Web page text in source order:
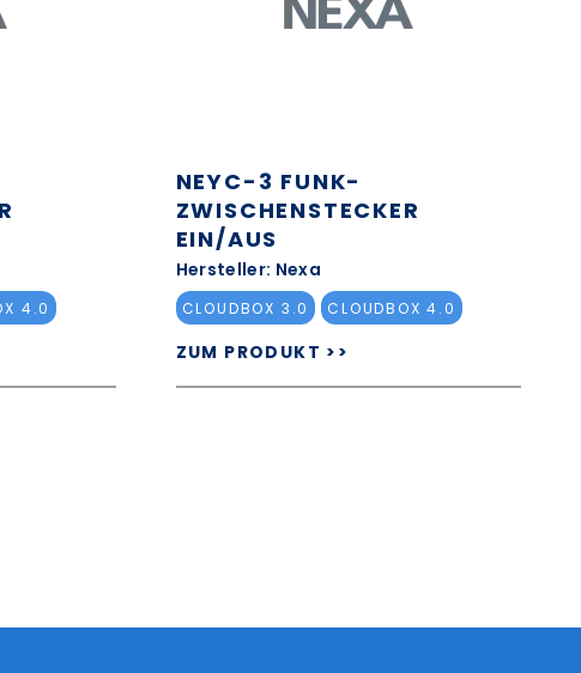
4.0
NEYC-3 FUNK-
ZWISCHENSTECKER
EIN/AUS
Hersteller: Nexa
CLOUDBOX 3.0 CLOUDBOX 4.0
ZUM PRODUKT >>